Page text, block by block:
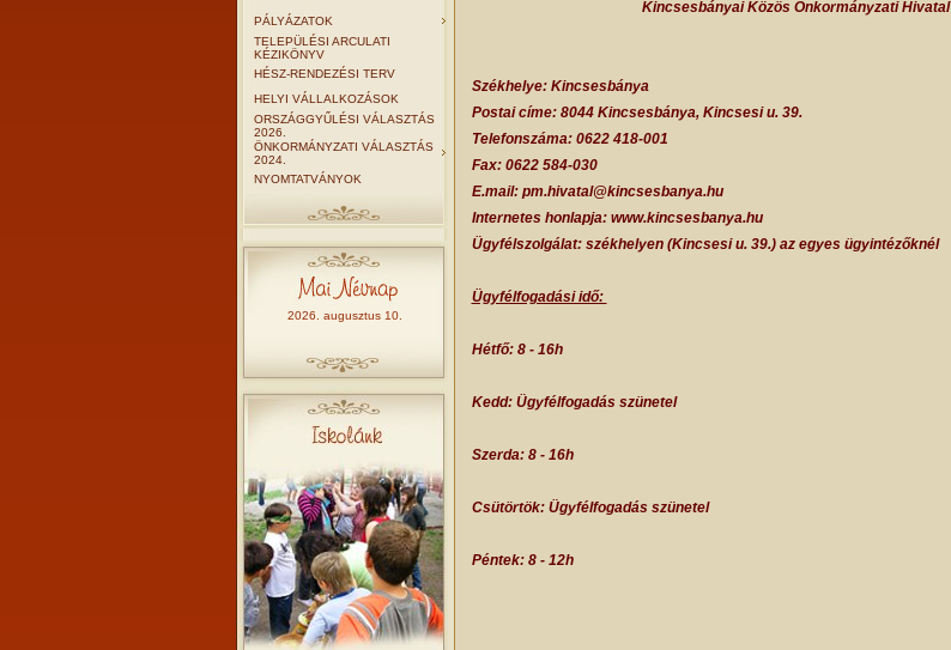
PÁLYÁZATOK
TELEPÜLÉSI ARCULATI
KÉZIKÖNYV
HÉSZ-RENDEZÉSI TERV
HELYI VÁLLALKOZÁSOK
ORSZÁGGYŰLÉSI VÁLASZTÁS
2026.
ÖNKORMÁNYZATI VÁLASZTÁS
2024.
NYOMTATVÁNYOK
2026. augusztus 10.
Kincsesbányai Közös Önkormányzati Hivatal
Székhelye: Kincsesbánya
Postai címe: 8044 Kincsesbánya, Kincsesi u. 39.
Telefonszáma: 0622 418-001
Fax: 0622 584-030
E.mail: pm.hivatal@kincsesbanya.hu
Internetes honlapja: www.kincsesbanya.hu
Ügyfélszolgálat: székhelyen (Kincsesi u. 39.) az egyes ügyintézőknél
Ügyfélfogadási idő:
Hétfő: 8 - 16h
Kedd: Ügyfélfogadás szünetel
Szerda: 8 - 16h
Csütörtök: Ügyfélfogadás szünetel
Péntek: 8 - 12h